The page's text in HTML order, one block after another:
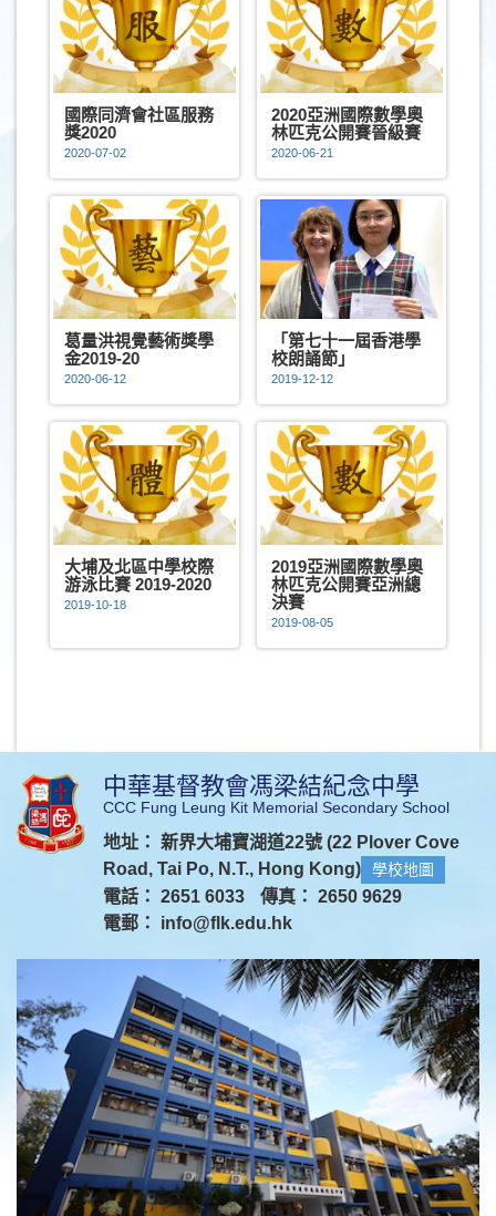
國際同濟會社區服務
獎2020
2020-07-02
2020亞洲國際數學奧
林匹克公開賽晉級賽
2020-06-21
葛量洪視覺藝術獎學
金2019-20
2020-06-12
「第七十一屆香港學
校朗誦節」
2019-12-12
大埔及北區中學校際
游泳比賽 2019-2020
2019-10-18
2019亞洲國際數學奧
林匹克公開賽亞洲總
決賽
2019-08-05
中華基督教會馮梁結紀念中學
CCC Fung Leung Kit Memorial Secondary School
地址： 新界大埔寶湖道22號 (22 Plover Cove
Road, Tai Po, N.T., Hong Kong)
學校地圖
電話： 2651 6033
傳真： 2650 9629
電郵： info@flk.edu.hk